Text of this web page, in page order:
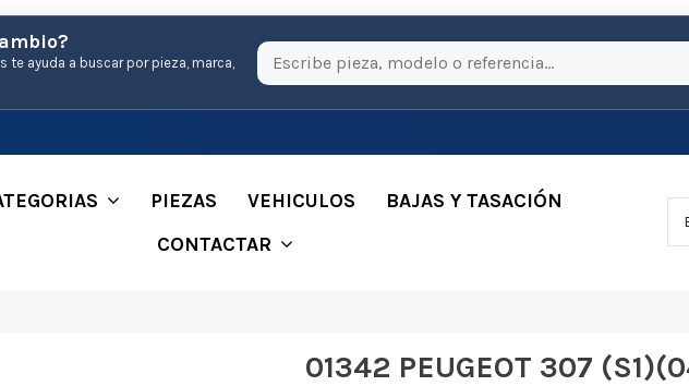
te ayuda a buscar por pieza, marca,
PIEZAS VEHICULOS
BAJAS Y TASACIÓN
CONTACTAR
01342 PEUGEOT 307